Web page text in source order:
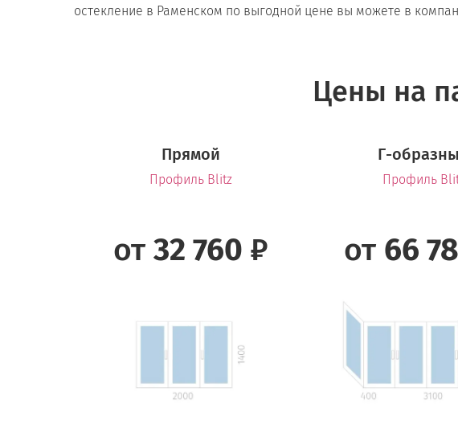
остекление в Раменском по выгодной цене вы можете в
Цены на
Прямой
Профиль Blitz
от 32 760 ₽
Г-
Профиль
от 66